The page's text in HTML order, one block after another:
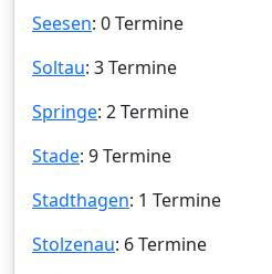
Seesen: 0 Termine
Soltau: 3 Termine
Springe: 2 Termine
Stade: 9 Termine
Stadthagen: 1 Termine
Stolzenau: 6 Termine